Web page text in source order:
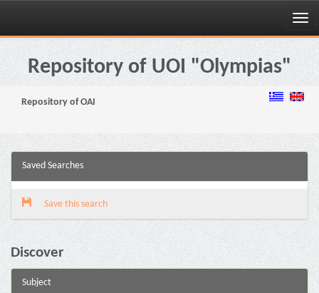
Skip
navigationRepository of UOI "Olympias"
Repository of OAI
Saved Searches
Save this search
Discover
Subject